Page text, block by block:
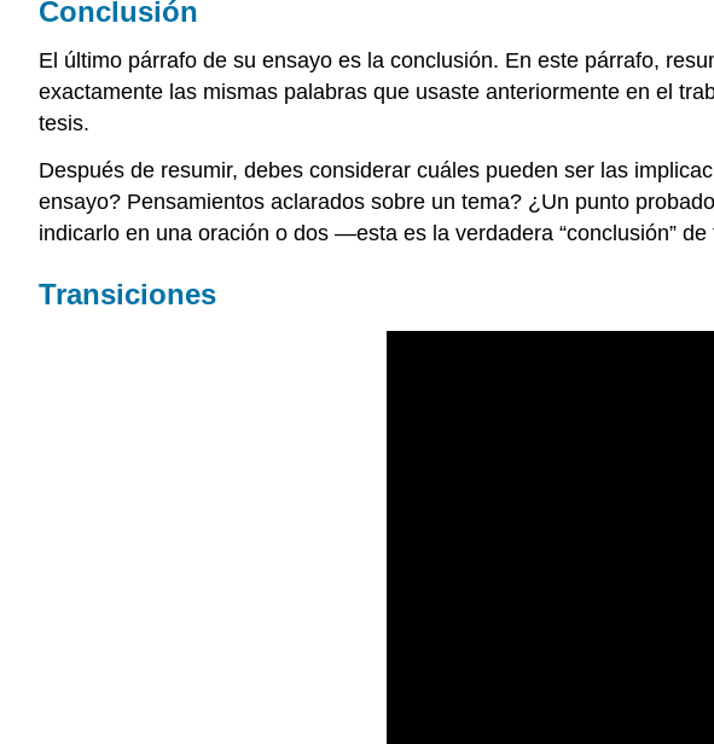
Conclusión
El último párrafo de su ensayo es la conclusión. En este párrafo,
exactamente las mismas palabras que usaste anteriormente en el
tesis.
Después de resumir, debes considerar cuáles pueden ser las
ensayo? Pensamientos aclarados sobre un tema? ¿Un punto
indicarlo en una oración o dos —esta es la verdadera “conclusión” de
Transiciones